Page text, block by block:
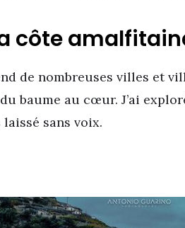
côte
de nombreuses villes et
baume au cœur. J’ai
sans voix.